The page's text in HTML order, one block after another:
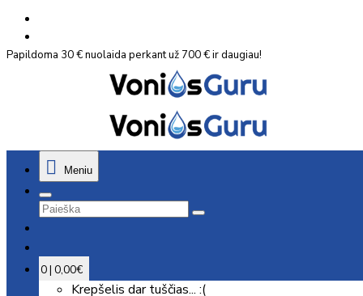
Papildoma 30 € nuolaida perkant už 700 € ir daugiau!
Meniu
0 | 0,00€
Krepšelis dar tuščias... :(